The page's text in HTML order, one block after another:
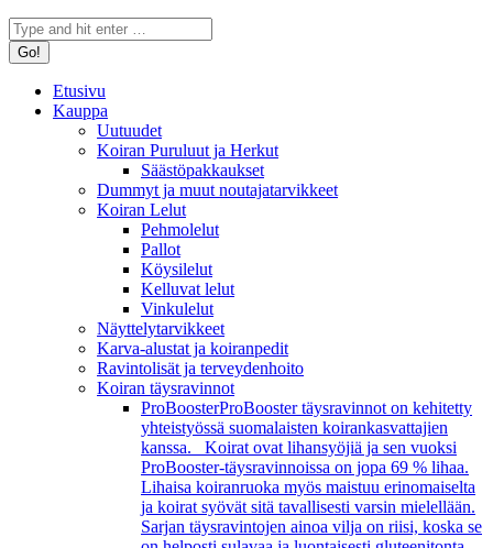
Search:
Etusivu
Kauppa
Uutuudet
Koiran Puruluut ja Herkut
Säästöpakkaukset
Dummyt ja muut noutajatarvikkeet
Koiran Lelut
Pehmolelut
Pallot
Köysilelut
Kelluvat lelut
Vinkulelut
Näyttelytarvikkeet
Karva-alustat ja koiranpedit
Ravintolisät ja terveydenhoito
Koiran täysravinnot
ProBoosterProBooster täysravinnot on kehitetty
yhteistyössä suomalaisten koirankasvattajien
kanssa. Koirat ovat lihansyöjiä ja sen vuoksi
ProBooster-täysravinnoissa on jopa 69 % lihaa.
Lihaisa koiranruoka myös maistuu erinomaiselta
ja koirat syövät sitä tavallisesti varsin mielellään.
Sarjan täysravintojen ainoa vilja on riisi, koska se